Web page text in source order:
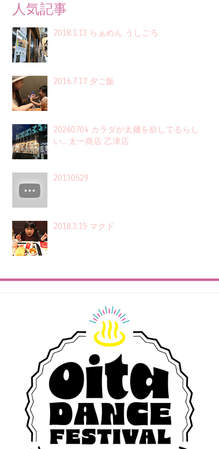
人気記事
2018.1.13 らぁめん うしごろ
2016.7.17 夕ご飯
20260704 カラダが太麺を欲してるらし
い... 太一商店 乙津店
20130529
2018.3.15 マクド